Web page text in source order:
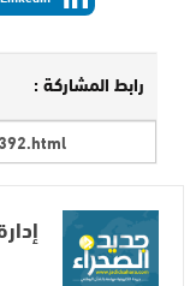
رابط المشاركة :